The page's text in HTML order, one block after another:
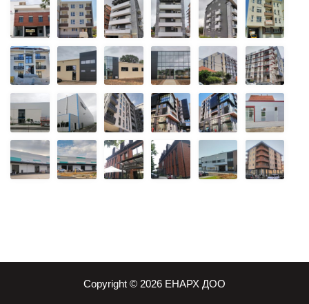
Copyright © 2026 ЕНАРХ ДОО